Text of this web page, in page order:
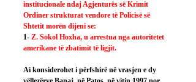
institucionale ndaj Agjenturës së Krimit
Ordiner strukturat vendore të Policisë së
Shtetit morën dijeni se:
1- Z. Sokol Hoxha, u arrestua nga autoritetet
amerikane të zbatimit të ligjit.
Ai konsiderohet i përfshirë në vrasjen e dy